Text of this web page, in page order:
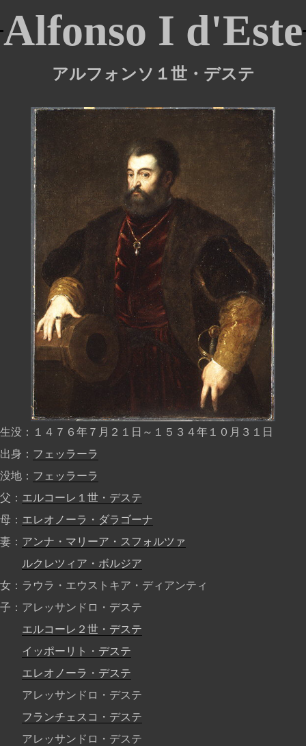
Alfonso I d'Este
アルフォンソ１世・デステ
生没
１４７６年７月２１日～１５３４年１０月３１日
出身
フェッラーラ
没地
フェッラーラ
父
エルコーレ１世・デステ
母
エレオノーラ・ダラゴーナ
妻
アンナ・マリーア・スフォルツァ
ルクレツィア・ボルジア
女
ラウラ・エウストキア・ディアンティ
子
アレッサンドロ・デステ
エルコーレ２世・デステ
イッポーリト・デステ
エレオノーラ・デステ
アレッサンドロ・デステ
フランチェスコ・デステ
アレッサンドロ・デステ